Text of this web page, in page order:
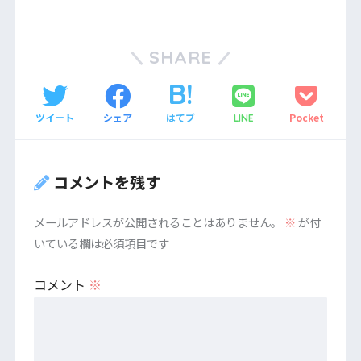
SHARE
ツイート シェア はてブ LINE Pocket
コメントを残す
メールアドレスが公開されることはありません。 ※が付
いている欄は必須項目です
コメント ※